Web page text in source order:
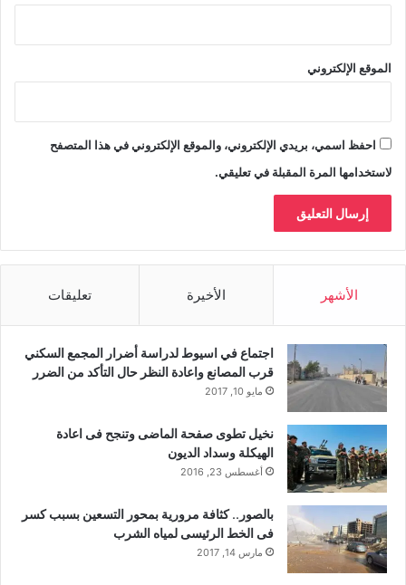
الموقع الإلكتروني
احفظ اسمي، بريدي الإلكتروني، والموقع الإلكتروني في هذا المتصفح
لاستخدامها المرة المقبلة في تعليقي.
الأشهر الأخيرة تعليقات
اجتماع في اسيوط لدراسة أضرار المجمع السكني
قرب المصانع واعادة النظر حال التأكد من الضرر
مايو 10, 2017
نخيل تطوى صفحة الماضى وتنجح فى اعادة
الهيكلة وسداد الديون
أغسطس 23, 2016
بالصور.. كثافة مرورية بمحور التسعين بسبب كسر
فى الخط الرئيسى لمياه الشرب
مارس 14, 2017